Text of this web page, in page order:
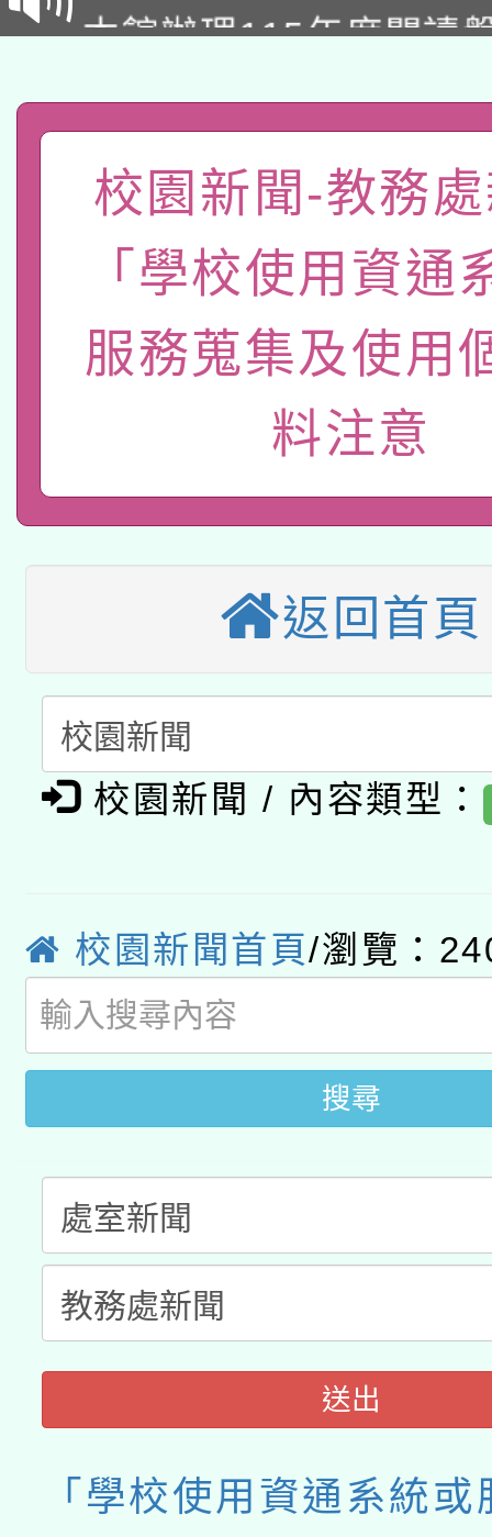
招)
本館辦理115年度閱讀
礎課程
A3數位素養講師名單
「數位內容與教學軟
pilot」
有關大陸委員會函釋公
薪期間赴陸應申請許可
轉知經濟部水利署委託
業技術研究院辦理「
用水績優單位及節水達
115年8月22日(星期六
桃園市孔廟祈福系列
2026年桃園地景藝術
本校115學年度第2次
招甄選結果公告(無人
適應運動共學行動站研
本館辦理115年度閱讀
暨閱讀推動專業研習
科技賦能─人工智慧
礎課程
A3數位素養講師名單
「數位內容與教學軟體
pilot」
有關大陸委員會函釋公
用水績優單位及節水達
動」
桃園市孔廟祈福系列
開 智慧啟航」
2026年桃園地景藝術
校園新聞-教務
「學校使用資通
服務蒐集及使用
料注意
返回首頁
校園新聞 / 內容類型：
校園新聞首頁/瀏覽：
搜尋
送出
「學校使用資通系統